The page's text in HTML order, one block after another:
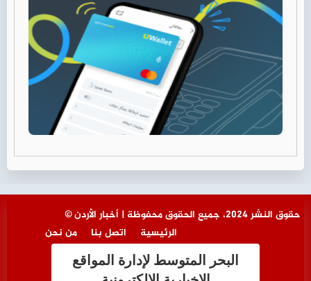
© حقوق النشر 2024، جميع الحقوق محفوظة | أخبار الأردن
من نحن
اتصل بنا الرئيسية
البحر المتوسط لإدارة المواقع